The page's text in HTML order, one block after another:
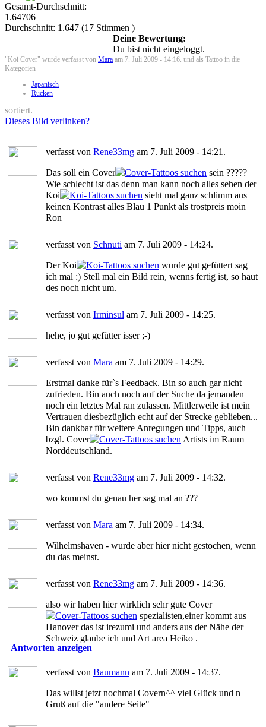
Gesamt-Durchschnitt:
1.64706
Durchschnitt: 1.647 (17 Stimmen )
Deine Bewertung:
Du bist nicht eingeloggt.
"Koi Cover" wurde verfasst von Mara am 7. Juli 2009 - 14:16. und als Tattoo in die
Kategorien
Japanisch
Rücken
sortiert.
Dieses Bild verlinken?
verfasst von Rene33mg am 7. Juli 2009 - 14:21.
Das soll ein Cover
sein ?????
Wie schlecht ist das denn man kann noch alles sehen der
Koi
sieht mal ganz schlimm aus
keinen Kontrast alles Blau 1 Punkt als trostpreis moin
Ron
verfasst von Schnuti am 7. Juli 2009 - 14:24.
Der Koi
wurde gut gefüttert sag
ich mal :) Stell mal ein Bild rein, wenns fertig ist, so haut
des noch nicht um.
verfasst von Irminsul am 7. Juli 2009 - 14:25.
hehe, jo gut gefütter isser ;-)
verfasst von Mara am 7. Juli 2009 - 14:29.
Erstmal danke für`s Feedback. Bin so auch gar nicht
zufrieden. Bin auch noch auf der Suche da jemanden
noch ein letztes Mal ran zulassen. Mittlerweile ist mein
Vertrauen diesbezüglich echt auf der Strecke geblieben...
Bin dankbar für weitere Anregungen und Tipps, auch
bzgl. Cover
Artists im Raum
Norddeutschland.
verfasst von Rene33mg am 7. Juli 2009 - 14:32.
wo kommst du genau her sag mal an ???
verfasst von Mara am 7. Juli 2009 - 14:34.
Wilhelmshaven - wurde aber hier nicht gestochen, wenn
du das meinst.
verfasst von Rene33mg am 7. Juli 2009 - 14:36.
also wir haben hier wirklich sehr gute Cover
spezialisten,einer kommt aus
Hanover das ist irezumi und anders aus der Nähe der
Schweiz glaube ich und Art area Heiko .
Antworten anzeigen
verfasst von Baumann am 7. Juli 2009 - 14:37.
Das willst jetzt nochmal Covern^^ viel Glück und n
Gruß auf die "andere Seite"